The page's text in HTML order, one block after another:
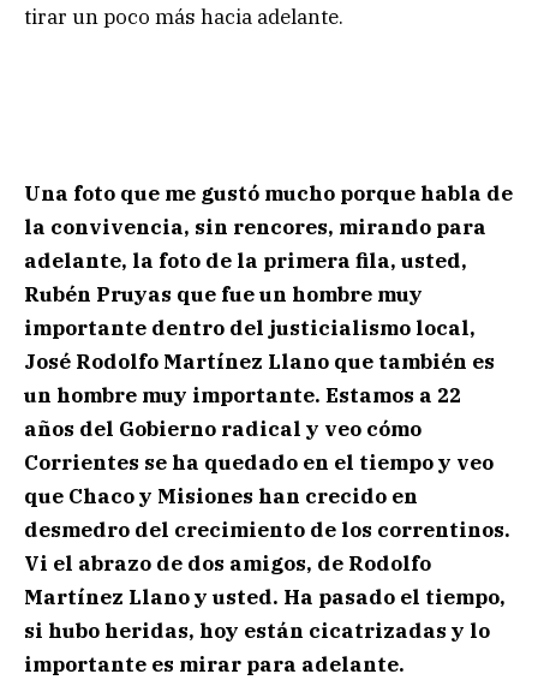
tirar un poco más hacia adelante.
Una foto que me gustó mucho porque habla de
la convivencia, sin rencores, mirando para
adelante, la foto de la primera fila, usted,
Rubén Pruyas que fue un hombre muy
importante dentro del justicialismo local,
José Rodolfo Martínez Llano que también es
un hombre muy importante. Estamos a 22
años del Gobierno radical y veo cómo
Corrientes se ha quedado en el tiempo y veo
que Chaco y Misiones han crecido en
desmedro del crecimiento de los correntinos.
Vi el abrazo de dos amigos, de Rodolfo
Martínez Llano y usted. Ha pasado el tiempo,
si hubo heridas, hoy están cicatrizadas y lo
importante es mirar para adelante.